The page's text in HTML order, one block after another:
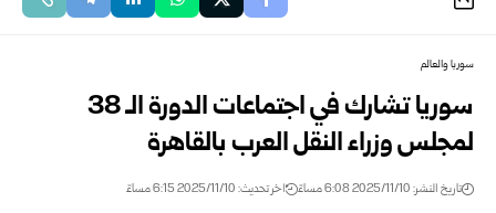
سوريا والعالم
سوريا تشارك في اجتماعات الدورة الـ 38
لمجلس وزراء النقل العرب بالقاهرة
تاريخ النشر: 2025/11/10 6:08 مساءً اخر تحديث: 2025/11/10 6:15 مساءً